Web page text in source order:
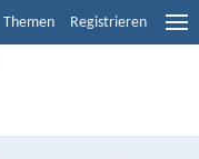
Themen Registrieren